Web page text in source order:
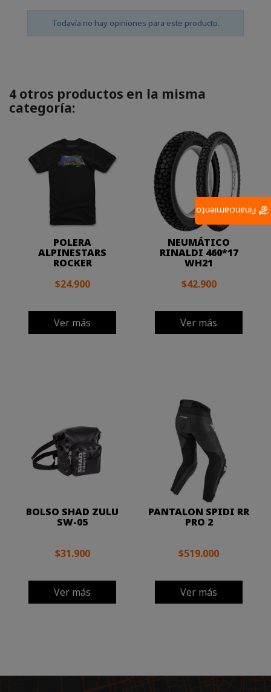
Todavía no hay opiniones para este producto.
4 otros productos en la misma
categoría:
POLERA
ALPINESTARS
ROCKER
$24.900
Ver más
NEUMÁTICO
RINALDI 460*17
WH21
$42.900
Ver más
BOLSO SHAD ZULU
SW-05
$31.900
Ver más
PANTALON SPIDI RR
PRO 2
$519.000
Ver más
Financiamiento